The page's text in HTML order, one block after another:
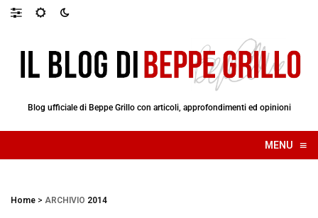
Blog ufficiale di Beppe Grillo con articoli, approfondimenti ed opinioni
MENU ≡
☰
Home > ARCHIVIO 2014